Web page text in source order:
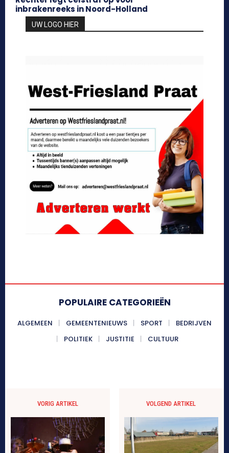
inbrakenreeks in Noord-Holland
UW LOGO HIER
POPULAIRE CATEGORIEËN
ALGEMEEN GEMEENTENIEUWS SPORT
BEDRIJVEN
POLITIEK
JUSTITIE CULTUUR
VORIG ARTIKEL VOLGEND ARTIKEL